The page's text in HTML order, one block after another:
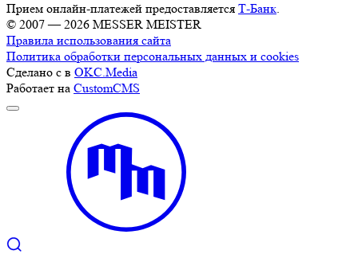
Прием онлайн-платежей предоставляется Т-Банк.
© 2007 — 2026 MESSER MEISTER
Правила использования сайта
Политика обработки персональных данных и cookies
Сделано с в OKC.Media
Работает на CustomCMS